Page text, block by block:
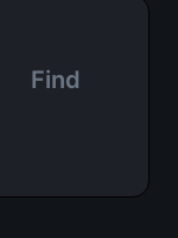
Find